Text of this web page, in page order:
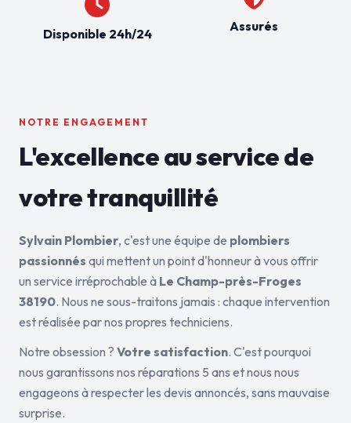
Disponible 24h/24 Assurés
NOTRE ENGAGEMENT
L'excellence au service de
votre tranquillité
Sylvain Plombier, c'est une équipe de plombiers
passionnés qui mettent un point d'honneur à vous offrir
un service irréprochable à Le Champ-près-Froges
38190. Nous ne sous-traitons jamais : chaque intervention
est réalisée par nos propres techniciens.
Notre obsession ? Votre satisfaction. C'est pourquoi
nous garantissons nos réparations 5 ans et nous nous
engageons à respecter les devis annoncés, sans mauvaise
surprise.